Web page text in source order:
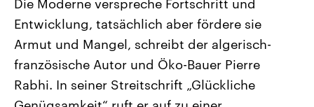
Landtagswahl Sachsen-Anhalt
2026
Alle Informationen
Sachsen-Anhalt wählt am 6.
September 2026 einen neuen
Landtag. Seit 2021 wird das
Bundesland von einer Koalition aus
USA
Aktuelle Beiträge,
Hintergründe
Wirtschaftlich und
gehören die Vereinigten
den mächtigsten Ländern
mit großem Einfluss auf
Die Moderne verspreche Fortschritt und
Entwicklung, tatsächlich aber fördere sie
Armut und Mangel, schreibt der algerisch-
französische Autor und Öko-Bauer Pierre
Rabhi. In seiner Streitschrift „Glückliche